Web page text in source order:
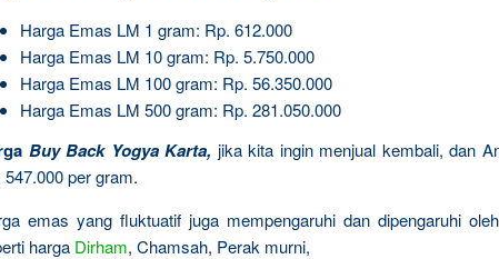
Harga Emas LM 1 gram: Rp. 612.000
Harga Emas LM 10 gram: Rp. 5.750.000
Harga Emas LM 100 gram: Rp. 56.350.000
Harga Emas LM 500 gram: Rp. 281.050.000
Buy Back Yogya Karta, jika kita ingin menjual kembali, dan
547.000 per gram.
emas yang fluktuatif juga mempengaruhi dan dipengaruhi
harga Dirham, Chamsah, Perak murni,